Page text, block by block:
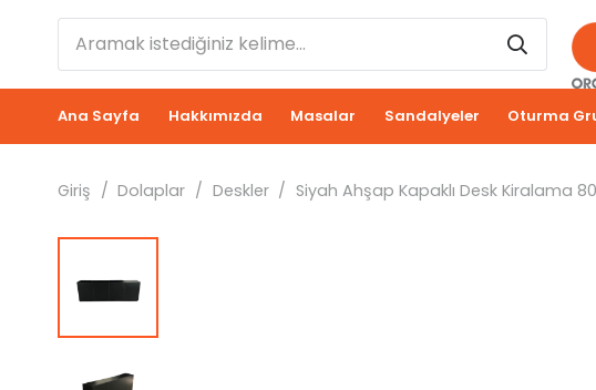
Ana Sayfa Hakkımızda Masalar Sandalyeler Oturma
Giriş / Dolaplar / Deskler / Siyah Ahşap Kapaklı Desk Kiralama